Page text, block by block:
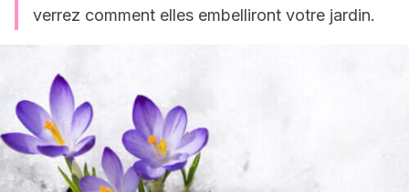
verrez comment elles embelliront votre jardin.